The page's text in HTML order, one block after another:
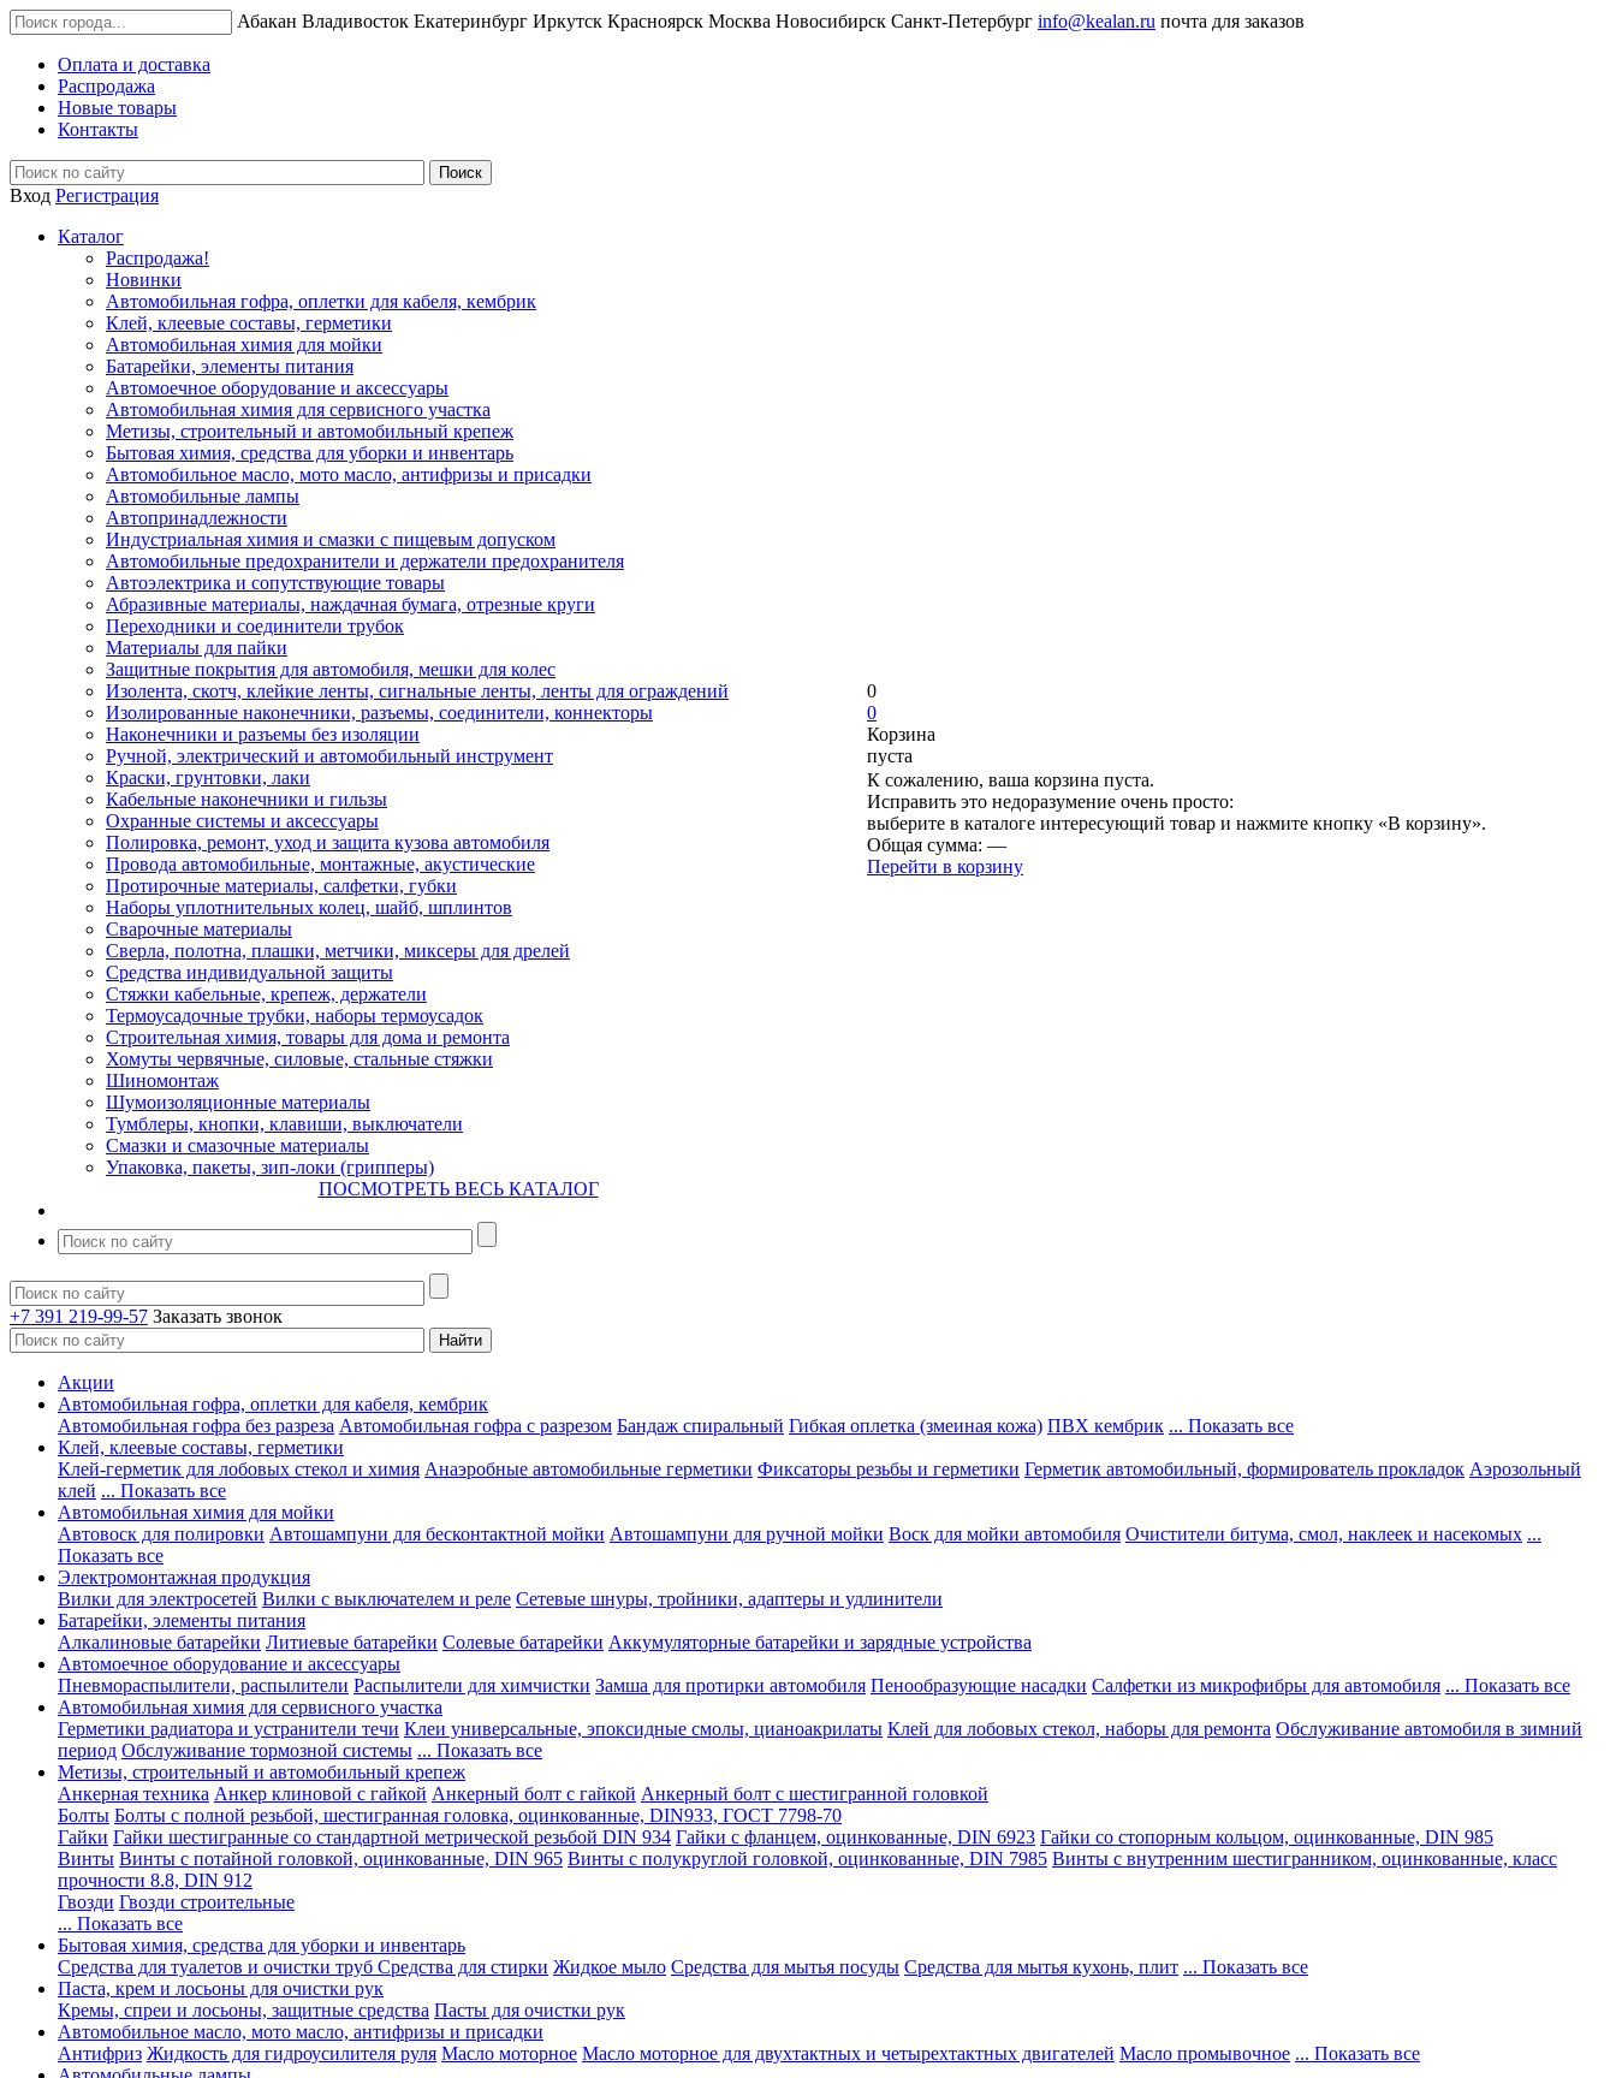
Абакан Владивосток Екатеринбург Иркутск Красноярск Москва Новосибирск Санкт-Петербург info@kealan.ru почта для заказов
Оплата и доставка
Распродажа
Новые товары
Контакты
Вход Регистрация
Каталог
Распродажа!
Новинки
Автомобильная гофра, оплетки для кабеля, кембрик
Клей, клеевые составы, герметики
Автомобильная химия для мойки
Батарейки, элементы питания
Автомоечное оборудование и аксессуары
Автомобильная химия для сервисного участка
Метизы, строительный и автомобильный крепеж
Бытовая химия, средства для уборки и инвентарь
Автомобильное масло, мото масло, антифризы и присадки
Автомобильные лампы
Автопринадлежности
Индустриальная химия и смазки с пищевым допуском
Автомобильные предохранители и держатели предохранителя
Автоэлектрика и сопутствующие товары
Абразивные материалы, наждачная бумага, отрезные круги
Переходники и соединители трубок
Материалы для пайки
Защитные покрытия для автомобиля, мешки для колес
Изолента, скотч, клейкие ленты, сигнальные ленты, ленты для ограждений
Изолированные наконечники, разъемы, соединители, коннекторы
Наконечники и разъемы без изоляции
Ручной, электрический и автомобильный инструмент
Краски, грунтовки, лаки
Кабельные наконечники и гильзы
Охранные системы и аксессуары
Полировка, ремонт, уход и защита кузова автомобиля
Провода автомобильные, монтажные, акустические
Протирочные материалы, салфетки, губки
Наборы уплотнительных колец, шайб, шплинтов
Сварочные материалы
Сверла, полотна, плашки, метчики, миксеры для дрелей
Средства индивидуальной защиты
Стяжки кабельные, крепеж, держатели
Термоусадочные трубки, наборы термоусадок
Строительная химия, товары для дома и ремонта
Хомуты червячные, силовые, стальные стяжки
Шиномонтаж
Шумоизоляционные материалы
Тумблеры, кнопки, клавиши, выключатели
Смазки и смазочные материалы
Упаковка, пакеты, зип-локи (грипперы)
ПОСМОТРЕТЬ ВЕСЬ КАТАЛОГ
+7 391 219-99-57 Заказать звонок
0
0
Корзина
пуста
К сожалению, ваша корзина пуста.
Исправить это недоразумение очень просто:
выберите в каталоге интересующий товар и нажмите кнопку «В корзину».
Общая сумма: —
Перейти в корзину
Акции
Автомобильная гофра, оплетки для кабеля, кембрик
Автомобильная гофра без разреза Автомобильная гофра с разрезом Бандаж спиральный Гибкая оплетка (змеиная кожа) ПВХ кембрик ... Показать все
Клей, клеевые составы, герметики
Клей-герметик для лобовых стекол и химия Анаэробные автомобильные герметики Фиксаторы резьбы и герметики Герметик автомобильный, формирователь прокладок Аэрозольный
клей ... Показать все
Автомобильная химия для мойки
Автовоск для полировки Автошампуни для бесконтактной мойки Автошампуни для ручной мойки Воск для мойки автомобиля Очистители битума, смол, наклеек и насекомых ...
Показать все
Электромонтажная продукция
Вилки для электросетей Вилки с выключателем и реле Сетевые шнуры, тройники, адаптеры и удлинители
Батарейки, элементы питания
Алкалиновые батарейки Литиевые батарейки Солевые батарейки Аккумуляторные батарейки и зарядные устройства
Автомоечное оборудование и аксессуары
Пневмораспылители, распылители Распылители для химчистки Замша для протирки автомобиля Пенообразующие насадки Салфетки из микрофибры для автомобиля ... Показать все
Автомобильная химия для сервисного участка
Герметики радиатора и устранители течи Клеи универсальные, эпоксидные смолы, цианоакрилаты Клей для лобовых стекол, наборы для ремонта Обслуживание автомобиля в зимний
период Обслуживание тормозной системы ... Показать все
Метизы, строительный и автомобильный крепеж
Анкерная техника Анкер клиновой с гайкой Анкерный болт с гайкой Анкерный болт с шестигранной головкой
Болты Болты с полной резьбой, шестигранная головка, оцинкованные, DIN933, ГОСТ 7798-70
Гайки Гайки шестигранные со стандартной метрической резьбой DIN 934 Гайки с фланцем, оцинкованные, DIN 6923 Гайки со стопорным кольцом, оцинкованные, DIN 985
Винты Винты с потайной головкой, оцинкованные, DIN 965 Винты с полукруглой головкой, оцинкованные, DIN 7985 Винты с внутренним шестигранником, оцинкованные, класс
прочности 8.8, DIN 912
Гвозди Гвозди строительные
... Показать все
Бытовая химия, средства для уборки и инвентарь
Средства для туалетов и очистки труб Средства для стирки Жидкое мыло Средства для мытья посуды Средства для мытья кухонь, плит ... Показать все
Паста, крем и лосьоны для очистки рук
Кремы, спреи и лосьоны, защитные средства Пасты для очистки рук
Автомобильное масло, мото масло, антифризы и присадки
Антифриз Жидкость для гидроусилителя руля Масло моторное Масло моторное для двухтактных и четырехтактных двигателей Масло промывочное ... Показать все